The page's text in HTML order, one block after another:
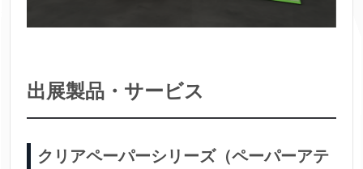
出展製品・サービス
クリアペーパーシリーズ（ペーパーアテ